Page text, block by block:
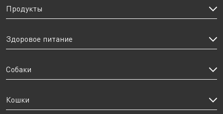
Продукты
Здоровое питание
Собаки
Кошки